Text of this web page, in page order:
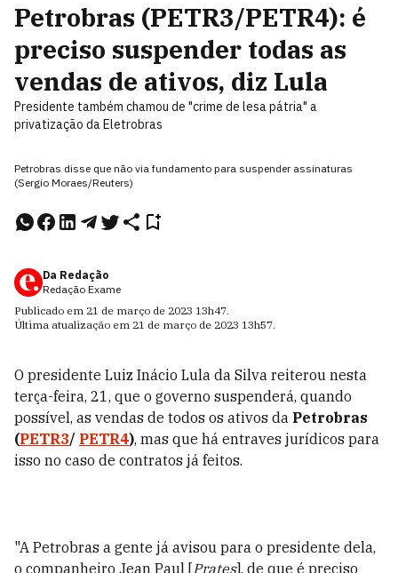
Petrobras (PETR3/PETR4): é
preciso suspender todas as
vendas de ativos, diz Lula
Presidente também chamou de "crime de lesa pátria" a
privatização da Eletrobras
Petrobras disse que não via fundamento para suspender assinaturas
(Sergio Moraes/Reuters)
Da Redação
Redação Exame
Publicado em 21 de março de 2023 13h47.
Última atualização em 21 de março de 2023 13h57.
O presidente Luiz Inácio Lula da Silva reiterou nesta
terça-feira, 21, que o governo suspenderá, quando
possível, as vendas de todos os ativos da Petrobras
(PETR3/ PETR4), mas que há entraves jurídicos para
isso no caso de contratos já feitos.
"A Petrobras a gente já avisou para o presidente dela,
o companheiro Jean Paul [Prates], de que é preciso